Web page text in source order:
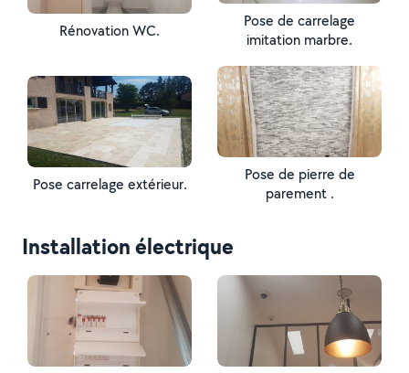
Rénovation WC.
Pose de carrelage
imitation marbre.
Pose carrelage extérieur.
Pose de pierre de
parement .
Installation électrique